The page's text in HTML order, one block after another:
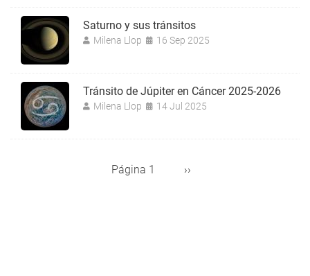
Saturno y sus tránsitos
Milena Llop 16 Sep 2025
Tránsito de Júpiter en Cáncer 2025-2026
Milena Llop 14 Jul 2025
Página 1
Siguiente
››